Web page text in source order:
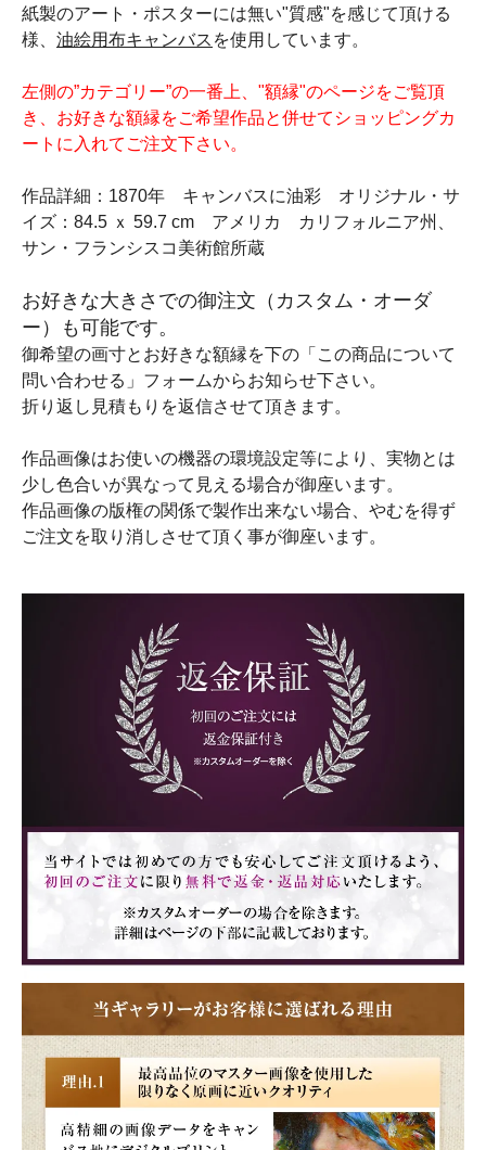
紙製のアート・ポスターには無い"質感"を感じて頂ける
様、 油絵用布キャンバス を使用しています。
左側の”カテゴリー”の一番上、"額縁"のページをご覧頂
き、お好きな額縁をご希望作品と併せてショッピングカ
ートに入れてご注文下さい。
作品詳細：1870年 キャンバスに油彩 オリジナル・サ
イズ：84.5 ｘ 59.7 cm アメリカ カリフォルニア州、
サン・フランシスコ美術館所蔵
お好きな大きさでの御注文（カスタム・オーダ
ー）も可能です。
御希望の画寸とお好きな額縁を下の「この商品について
問い合わせる」フォームからお知らせ下さい。
折り返し見積もりを返信させて頂きます。
作品画像はお使いの機器の環境設定等により、実物とは
少し色合いが異なって見える場合が御座います。
作品画像の版権の関係で製作出来ない場合、やむを得ず
ご注文を取り消しさせて頂く事が御座います。